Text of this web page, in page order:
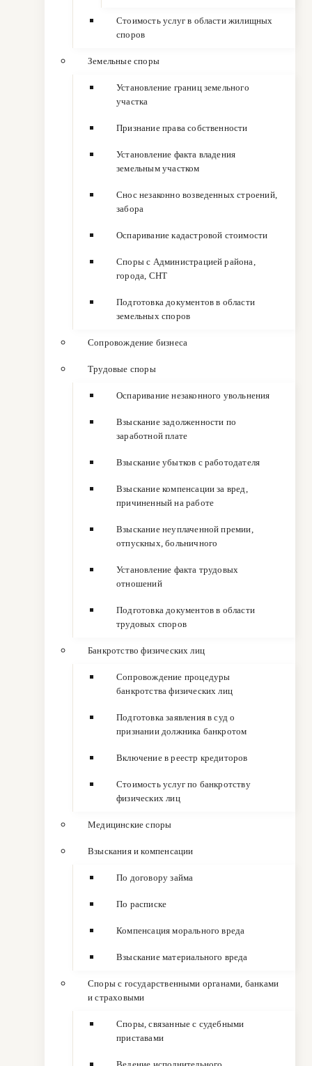
Стоимость услуг в области жилищных
споров
Земельные споры
Установление границ земельного
участка
Признание права собственности
Установление факта владения
земельным участком
Снос незаконно возведенных строений,
забора
Оспаривание кадастровой стоимости
Споры с Администрацией района,
города, СНТ
Подготовка документов в области
земельных споров
Сопровождение бизнеса
Трудовые споры
Оспаривание незаконного увольнения
Взыскание задолженности по
заработной плате
Взыскание убытков с работодателя
Взыскание компенсации за вред,
причиненный на работе
Взыскание неуплаченной премии,
отпускных, больничного
Установление факта трудовых
отношений
Подготовка документов в области
трудовых споров
Банкротство физических лиц
Сопровождение процедуры
банкротства физических лиц
Подготовка заявления в суд о
признании должника банкротом
Включение в реестр кредиторов
Стоимость услуг по банкротству
физических лиц
Медицинские споры
Взыскания и компенсации
По договору займа
По расписке
Компенсация морального вреда
Взыскание материального вреда
Споры с государственными органами, банками
и страховыми
Споры, связанные с судебными
приставами